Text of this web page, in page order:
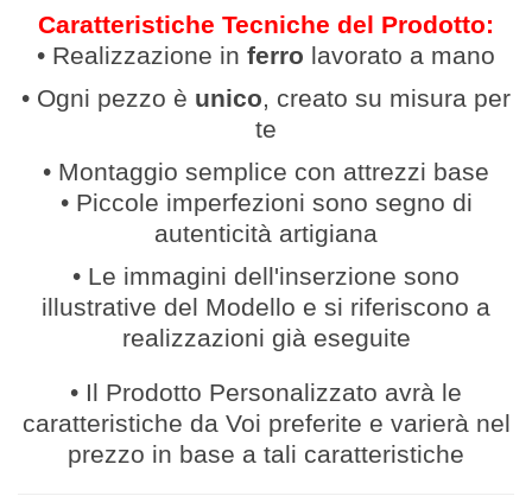
Caratteristiche Tecniche del Prodotto:
• Realizzazione in ferro lavorato a mano
• Ogni pezzo è unico, creato su misura per
te
• Montaggio semplice con attrezzi base
• Piccole imperfezioni sono segno di
autenticità artigiana
• Le immagini dell'inserzione sono
illustrative del Modello e si riferiscono a
realizzazioni già eseguite
• Il Prodotto Personalizzato avrà le
caratteristiche da Voi preferite e varierà nel
prezzo in base a tali caratteristiche